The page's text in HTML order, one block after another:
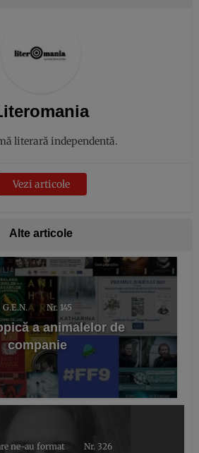
literară independentă.
Vezi articole
Alte articole
G.E.N. Nr. 145
a animalelor de
companie
ne-au format Nr. 326